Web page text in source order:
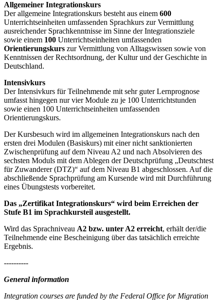
Allgemeiner Integrationskurs
Der allgemeine Integrationskurs besteht aus einem 600
Unterrichtseinheiten umfassenden Sprachkurs zur Vermittlung
ausreichender Sprachkenntnisse im Sinne der Integrationsziele
sowie einem 100 Unterrichtseinheiten umfassenden
Orientierungskurs zur Vermittlung von Alltagswissen sowie von
Kenntnissen der Rechtsordnung, der Kultur und der Geschichte in
Deutschland.
Intensivkurs
Der Intensivkurs für Teilnehmende mit sehr guter Lernprognose
umfasst hingegen nur vier Module zu je 100 Unterrichtstunden
sowie einen 100 Unterrichtseinheiten umfassenden
Orientierungskurs.
Der Kursbesuch wird im allgemeinen Integrationskurs nach den
ersten drei Modulen (Basiskurs) mit einer nicht sanktionierten
Zwischenprüfung auf dem Niveau A2 und nach Absolvieren des
sechsten Moduls mit dem Ablegen der Deutschprüfung „Deutschtest
für Zuwanderer (DTZ)“ auf dem Niveau B1 abgeschlossen. Auf die
abschließende Sprachprüfung am Kursende wird mit Durchführung
eines Übungstests vorbereitet.
Das „Zertifikat Integrationskurs“ wird beim Erreichen der
Stufe B1 im Sprachkursteil ausgestellt.
Wird das Sprachniveau A2 bzw. unter A2 erreicht, erhält der/die
Teilnehmende eine Bescheinigung über das tatsächlich erreichte
Ergebnis.
----------
General information
Integration courses are funded by the Federal Office for Migration